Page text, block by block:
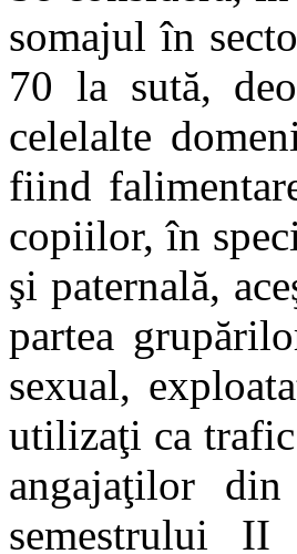
somajul în
70 la sută,
celelalte
fiind
copiilor, în
şi paternală,
partea
sexual,
utilizaţi ca
angajaţilor
semestrului